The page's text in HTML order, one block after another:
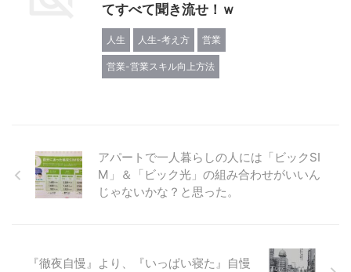
てすべて聞き流せ！ｗ
人生 人生-考え方 営業
営業-営業スキル向上方法
アパートで一人暮らしの人には「ビックSI
M」＆「ビック光」の組み合わせがいいん
じゃないかな？と思った。
『徹夜自慢』より、『いっぱい寝た』自慢